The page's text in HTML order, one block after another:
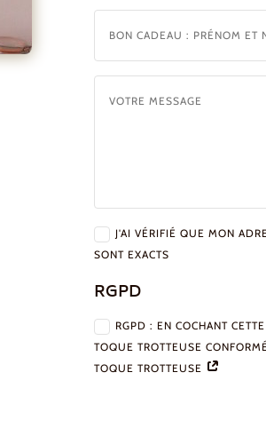
J'AI VÉRIFIÉ QUE MON
SONT EXACTS
RGPD
RGPD : EN COCHANT
TOQUE TROTTEUSE
TOQUE TROTTEUSE